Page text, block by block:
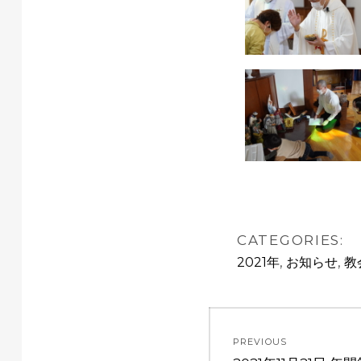
CATEGORIES:
2021年, お知らせ, 教
PREVIOUS